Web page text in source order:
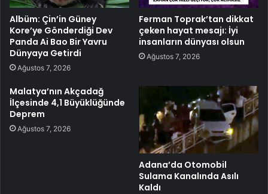
Albüm: Çin’in Güney
Kore’ye Gönderdiği Dev
Panda Ai Bao Bir Yavru
Dünyaya Getirdi
Ağustos 7, 2026
Ferman Toprak’tan dikkat
çeken hayat mesajı: İyi
insanların dünyası olsun
Ağustos 7, 2026
Malatya’nın Akçadağ
İlçesinde 4,1 Büyüklüğünde
Deprem
Ağustos 7, 2026
Adana’da Otomobil
Sulama Kanalında Asılı
Kaldı